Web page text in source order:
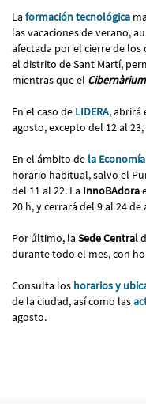
La formación tecnológica
las vacaciones de verano,
afectada por el cierre de los
el distrito de Sant Martí,
mientras que el
En el caso de LIDERA, abrirá
agosto, excepto del 12 al
En el ámbito de la
horario habitual, salvo el
del 11 al 22. La InnoBAdora
20 h, y cerrará del 9 al 24 de
Por último, la Sede Central
durante todo el mes, con
Consulta los horarios y
de la ciudad, así como las
agosto.